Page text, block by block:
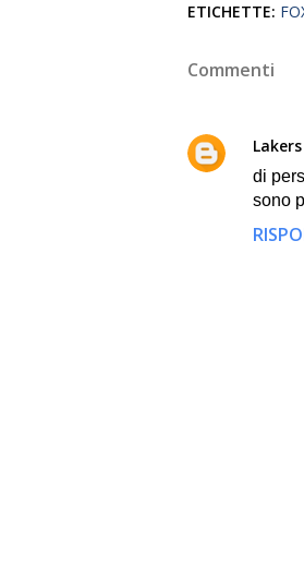
ETICHETTE:
Commenti
Lakers
di
sono